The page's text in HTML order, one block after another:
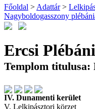
Főoldal > Adattár>
Nagyboldogasszony
Ercsi
Templom titulusa:
IV. Dunamenti kerület
V. Lelkipásztori körzet